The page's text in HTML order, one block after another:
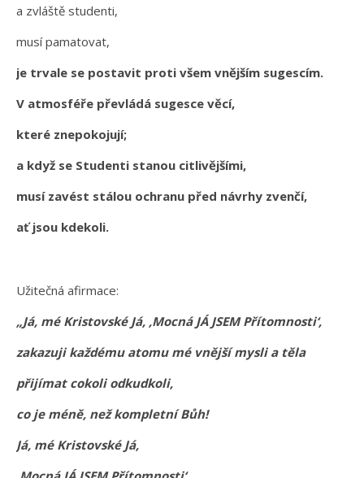
a zvláště studenti,
musí pamatovat,
je trvale se postavit proti všem vnějším sugescím.
V atmosféře převládá sugesce věcí,
které znepokojují;
a když se Studenti stanou citlivějšími,
musí zavést stálou ochranu před návrhy zvenčí,
ať jsou kdekoli.
Užitečná afirmace:
„Já, mé Kristovské Já, ‚Mocná JÁ JSEM Přítomnosti‘,
zakazuji každému atomu mé vnější mysli a těla
přijímat cokoli odkudkoli,
co je méně, než kompletní Bůh!
Já, mé Kristovské Já,